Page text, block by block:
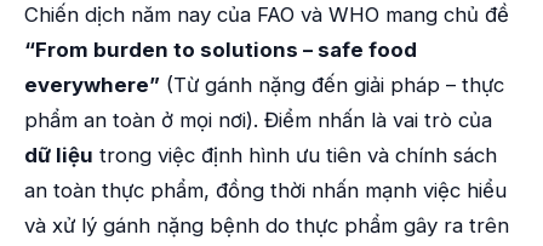
Chiến dịch năm nay của FAO và WHO mang chủ đề
“From burden to solutions – safe food
everywhere” (Từ gánh nặng đến giải pháp – thực
phẩm an toàn ở mọi nơi). Điểm nhấn là vai trò của
dữ liệu trong việc định hình ưu tiên và chính sách
an toàn thực phẩm, đồng thời nhấn mạnh việc hiểu
và xử lý gánh nặng bệnh do thực phẩm gây ra trên